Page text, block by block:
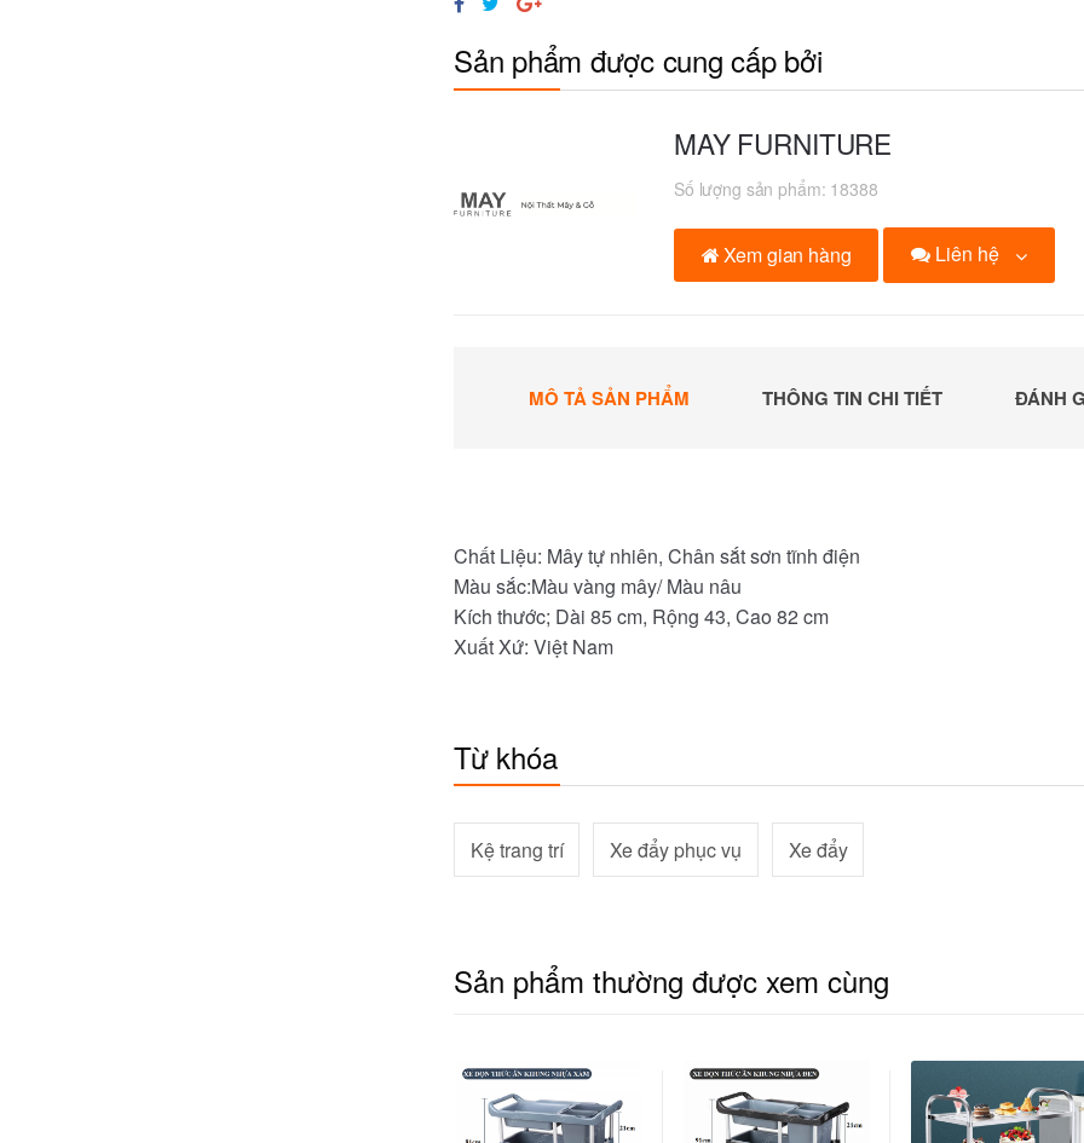
Sản phẩm được cung cấp bởi
MAY FURNITURE
Số lượng sản phẩm: 18388
Xem gian hàng Liên hệ
MÔ TẢ SẢN PHẨM THÔNG TIN CHI TIẾT ĐÁNH
Chất Liệu: Mây tự nhiên, Chân sắt sơn tĩnh điện
Màu sắc:Màu vàng mây/ Màu nâu
Kích thước; Dài 85 cm, Rộng 43, Cao 82 cm
Xuất Xứ: Việt Nam
Từ khóa
Kệ trang trí Xe đẩy phục vụ Xe đẩy
Sản phẩm thường được xem cùng